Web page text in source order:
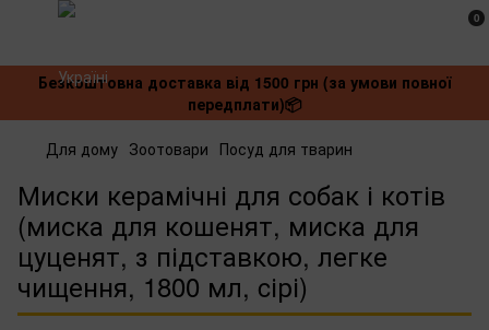
0
Безкоштовна доставка від 1500 грн (за умови повної
передплати)📦
Для дому Зоотовари Посуд для тварин
Миски керамічні для собак і котів
(миска для кошенят, миска для
цуценят, з підставкою, легке
чищення, 1800 мл, cірі)